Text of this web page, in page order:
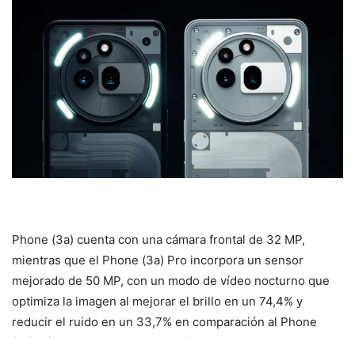
Phone (3a) cuenta con una cámara frontal de 32 MP,
mientras que el Phone (3a) Pro incorpora un sensor
mejorado de 50 MP, con un modo de vídeo nocturno que
optimiza la imagen al mejorar el brillo en un 74,4% y
reducir el ruido en un 33,7% en comparación al Phone